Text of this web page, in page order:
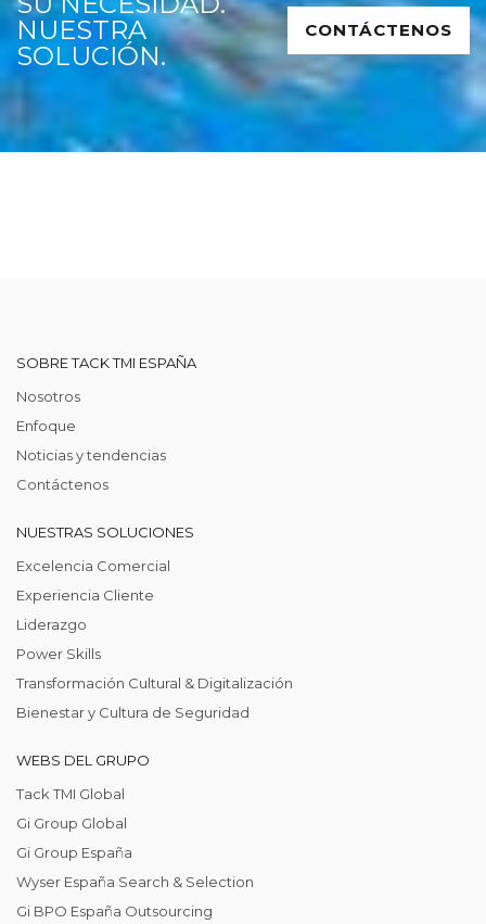
NUESTRA
SOLUCIÓN.
CONTÁCTENOS
SOBRE TACK TMI ESPAÑA
Nosotros
Enfoque
Noticias y tendencias
Contáctenos
NUESTRAS SOLUCIONES
Excelencia Comercial
Experiencia Cliente
Liderazgo
Power Skills
Transformación Cultural & Digitalización
Bienestar y Cultura de Seguridad
WEBS DEL GRUPO
Tack TMI Global
Gi Group Global
Gi Group España
Wyser España Search & Selection
Gi BPO España Outsourcing